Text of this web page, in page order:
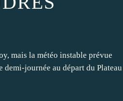
mais la météo instable prévue
demi-journée au départ du Plateau